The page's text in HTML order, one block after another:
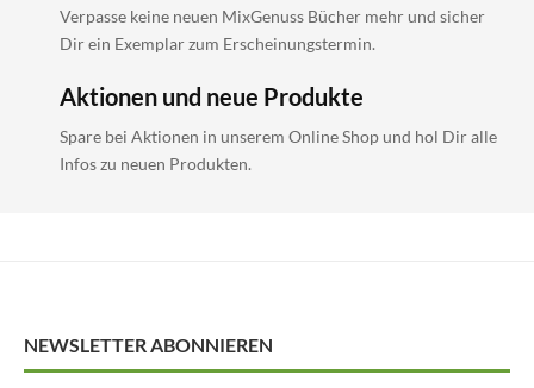
Verpasse keine neuen MixGenuss Bücher mehr und sicher
Dir ein Exemplar zum Erscheinungstermin.
Aktionen und neue Produkte
Spare bei Aktionen in unserem Online Shop und hol Dir alle
Infos zu neuen Produkten.
NEWSLETTER ABONNIEREN